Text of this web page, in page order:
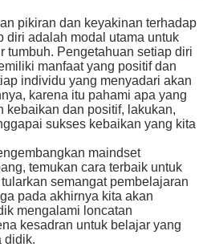
pikiran dan keyakinan terhadap
diri adalah modal utama untuk
tumbuh. Pengetahuan setiap diri
manfaat yang positif dan
individu yang menyadari akan
karena itu pahami apa yang
kebaikan dan positif, lakukan,
sukses kebaikan yang kita
maindset
temukan cara terbaik untuk
semangat pembelajaran
pada akhirnya kita akan
mengalami loncatan
kesadran untuk belajar yang
didik.